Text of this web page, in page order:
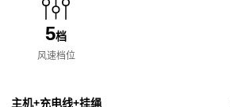
5档
风速档位
主机+充电线+挂绳